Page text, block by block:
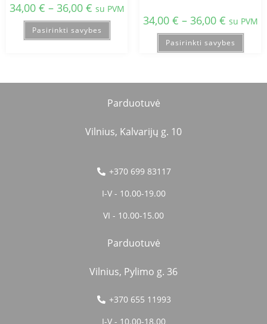
34,00 € – 36,00 € su PVM
Pasirinkti savybes
34,00 € – 36,00 € su PVM
Pasirinkti savybes
Parduotuvė
Vilnius, Kalvarijų g. 10
+370 699 83117
I-V - 10.00-19.00
VI - 10.00-15.00
Parduotuvė
Vilnius, Pylimo g. 36
+370 655 11993
I-V - 10.00-18.00